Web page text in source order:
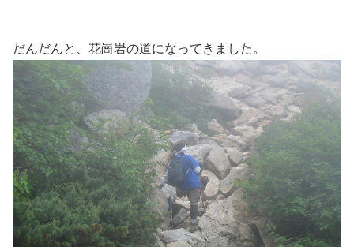
だんだんと、花崗岩の道になってきました。